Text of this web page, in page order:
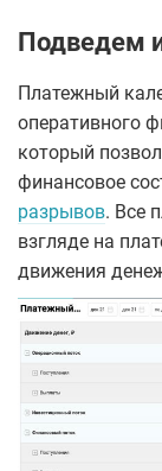
Подведем
Платежный
оперативного
который
финансовое
разрывов. Все
взгляде на
движения